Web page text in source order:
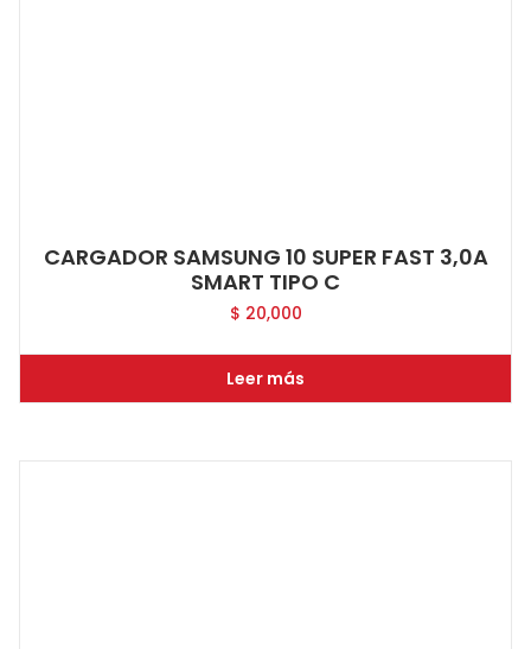
CARGADOR SAMSUNG 10 SUPER FAST 3,0A
SMART TIPO C
$ 20,000
Leer más